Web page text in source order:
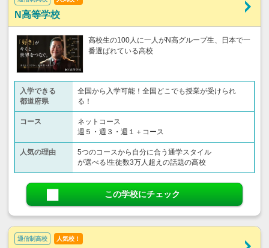
N高等学校
高校生の100人に一人がN高グループ生、日本で一
番選ばれている高校
入学できる
都道府県
全国から入学可能！全国どこでも授業が受けられ
る！
コース
ネットコース
週５・週３・週１＋コース
人気の理由
5つのコースから自分に合う通学スタイル
が選べる!生徒数3万人超えの話題の高校
この学校にチェック
通信制高校 人気校！